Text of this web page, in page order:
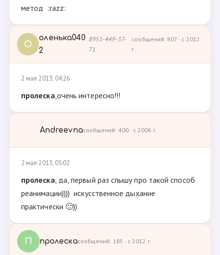
метод :razz:
О
оленька040
2
8951-449-37-
71
сообщений: 807 · с 2012
г.
2 мая 2013, 04:26
пролеска,очень интересно!!!
Andreevnaсообщений: 400 · с 2006 г.
2 мая 2013, 05:02
пролеска, да, первый раз слышу про такой способ
реанимации)))) искусственное дыхание
практически 🙂))
П пролескасообщений: 185 · с 2012 г.